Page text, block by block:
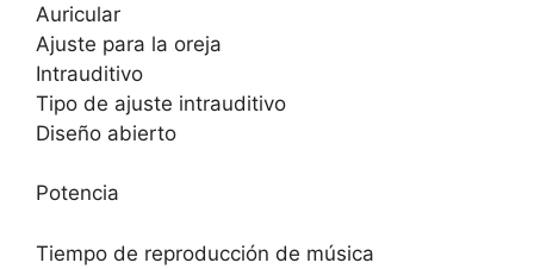
Auricular
Ajuste para la oreja
Intrauditivo
Tipo de ajuste intrauditivo
Diseño abierto
Potencia
Tiempo de reproducción de música